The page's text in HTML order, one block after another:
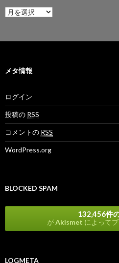
ア
メタ情報
ログイン
投稿の RSS
コメントの RSS
WordPress.org
BLOCKED SPAM
132,456件
がAkismet によって
LOGMETA